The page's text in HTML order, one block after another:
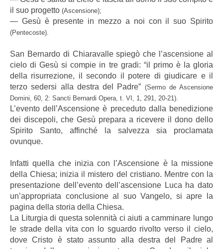
il suo progetto (Ascensione);
― Gesù è presente in mezzo a noi con il suo Spirito
(Pentecoste).
San Bernardo di Chiaravalle spiegò che l’ascensione al
cielo di Gesù si compie in tre gradi: “il primo è la gloria
della risurrezione, il secondo il potere di giudicare e il
terzo sedersi alla destra del Padre” (Sermo de Ascensione
Domini, 60, 2: Sancti Bernardi Opera, t. VI, 1, 291, 20-21).
L’evento dell’Ascensione è preceduto dalla benedizione
dei discepoli, che Gesù prepara a ricevere il dono dello
Spirito Santo, affinché la salvezza sia proclamata
ovunque.
Infatti quella che inizia con l’Ascensione è la missione
della Chiesa; inizia il mistero del cristiano. Mentre con la
presentazione dell’evento dell’ascensione Luca ha dato
un’appropriata conclusione al suo Vangelo, si apre la
pagina della storia della Chiesa.
La Liturgia di questa solennità ci aiuti a camminare lungo
le strade della vita con lo sguardo rivolto verso il cielo,
dove Cristo è stato assunto alla destra del Padre al